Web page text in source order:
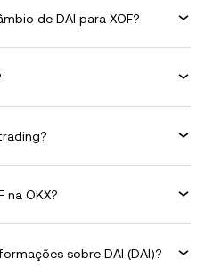
de DAI para XOF?
na OKX?
sobre DAI (DAI)?